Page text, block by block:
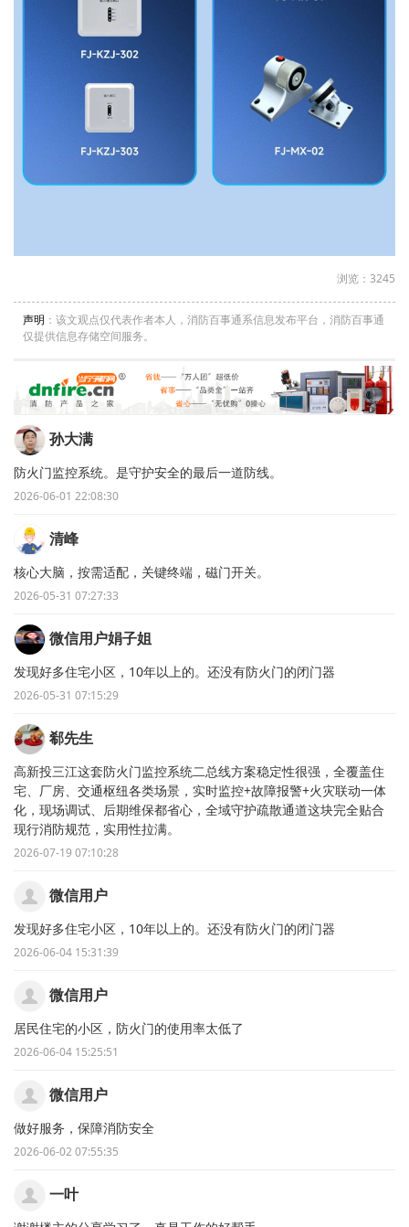
浏览：3245
声明 ：该文观点仅代表作者本人，消防百事通系信息发布平台，消防百事通
仅提供信息存储空间服务。
孙大满
防火门监控系统。是守护安全的最后一道防线。
2026-06-01 22:08:30
清峰
核心大脑，按需适配，关键终端，磁门开关。
2026-05-31 07:27:33
微信用户娟子姐
发现好多住宅小区，10年以上的。还没有防火门的闭门器
2026-05-31 07:15:29
郗先生
高新投三江这套防火门监控系统二总线方案稳定性很强，全覆盖住
宅、厂房、交通枢纽各类场景，实时监控+故障报警+火灾联动一体
化，现场调试、后期维保都省心，全域守护疏散通道这块完全贴合
现行消防规范，实用性拉满。
2026-07-19 07:10:28
微信用户
发现好多住宅小区，10年以上的。还没有防火门的闭门器
2026-06-04 15:31:39
微信用户
居民住宅的小区，防火门的使用率太低了
2026-06-04 15:25:51
微信用户
做好服务，保障消防安全
2026-06-02 07:55:35
一叶